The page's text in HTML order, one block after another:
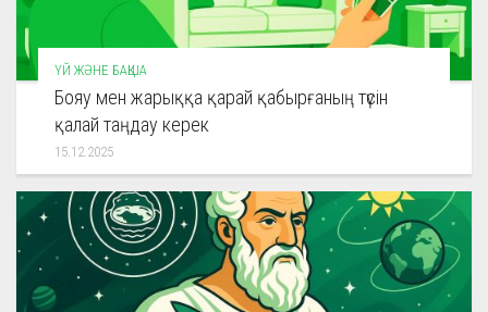
ҮЙ ЖӘНЕ БАҚША
Бояу мен жарыққа қарай қабырғаның түсін
қалай таңдау керек
15.12.2025